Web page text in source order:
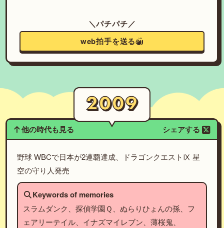
＼パチパチ／
web拍手を送る
他の時代も見る シェアする
野球 WBCで日本が2連覇達成、ドラゴンクエストⅨ 星
空の守り人発売
Keywords of memories
スラムダンク、探偵学園Ｑ、ぬらりひょんの孫、フ
ェアリーテイル、イナズマイレブン、薄桜鬼、